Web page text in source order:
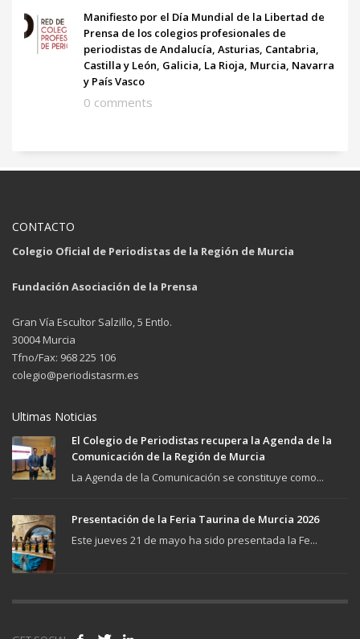
Manifiesto por el Día Mundial de la Libertad de
Prensa de los colegios profesionales de
periodistas de Andalucía, Asturias, Cantabria,
Castilla y León, Galicia, La Rioja, Murcia, Navarra
y País Vasco
0 comments
CONTACTO
Colegio Oficial de Periodistas de la Región de Murcia
Fundación Asociación de la Prensa
Gran Vía Escultor Salzillo, 5 Entlo.
30004 Murcia
Tfno/Fax: 968 225 106
colegio@periodistasrm.es
Ultimas Noticias
El Colegio de Periodistas recupera la Agenda de la
Comunicación de la Región de Murcia
La Agenda de la Comunicación se constituye como...
Presentación de la Feria Taurina de Murcia 2026
Este jueves 21 de mayo ha sido presentada la Fe...